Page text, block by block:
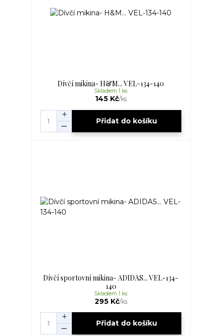
Dívčí mikina- H&M... VEL-134-140
145 Kč/ks
Skladem 1 ks
Přidat do košíku
Dívčí sportovní mikina- ADIDAS... VEL-134-
140
295 Kč/ks
Skladem 1 ks
Přidat do košíku